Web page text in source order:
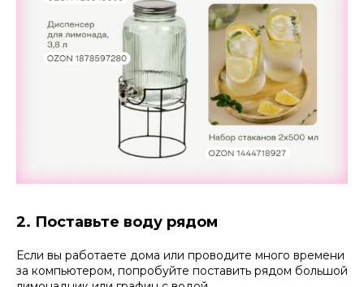
2. Поставьте воду рядом
Если вы работаете дома или проводите много времени
за компьютером, попробуйте поставить рядом большой